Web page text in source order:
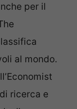
per il
al mondo.
ricerca e